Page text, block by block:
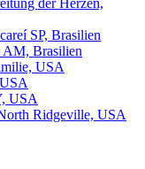
SP, Brasilien
AM, Brasilien
USA
USA
Ridgeville, USA